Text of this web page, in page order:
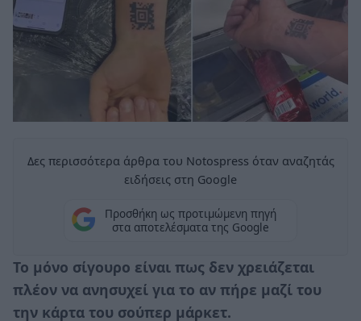
Δες περισσότερα άρθρα του Notospress όταν αναζητάς
ειδήσεις στη Google
Προσθήκη ως προτιμώμενη πηγή
στα αποτελέσματα της Google
Το μόνο σίγουρο είναι πως δεν χρειάζεται
πλέον να ανησυχεί για το αν πήρε μαζί του
την κάρτα του σούπερ μάρκετ.